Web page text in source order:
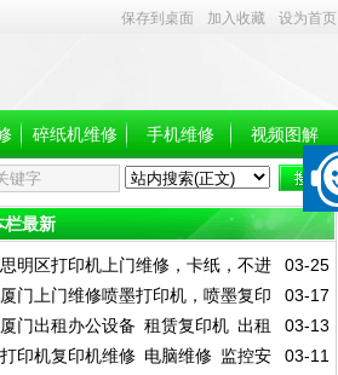
保存到桌面 加入收藏 设为首页
碎纸机维修 手机维修 视频图解
栏最新
03-25
思明区打印机上门维修，卡纸，不进
纸，效果差，报错，加粉加墨
03-17
厦门上门维修喷墨打印机，喷墨复印
机加墨，复印机维修
03-13
厦门出租办公设备 租赁复印机 出租
打印机 笔记本电脑维修
03-11
打印机复印机维修 电脑维修 监控安